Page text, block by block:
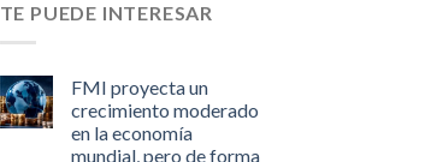
TE PUEDE INTERESAR
FMI proyecta un
crecimiento moderado
en la economía
mundial, pero de forma